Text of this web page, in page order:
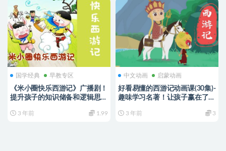
国学经典 早教专区
《米小圈快乐西游记》广播剧！
提升孩子的知识储备和逻辑思维
3 年前 1.99
中文动画 启蒙动画
好看易懂的西游记动画课(30集)-
趣味学习名著！让孩子赢在了起
3 年前 3